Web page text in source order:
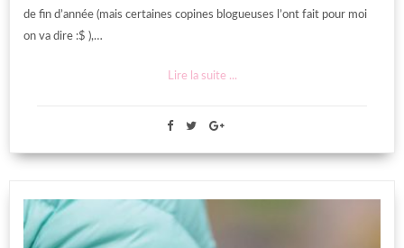
de fin d’année (mais certaines copines blogueuses l’ont fait pour moi
on va dire :$ ),…
Lire la suite ...